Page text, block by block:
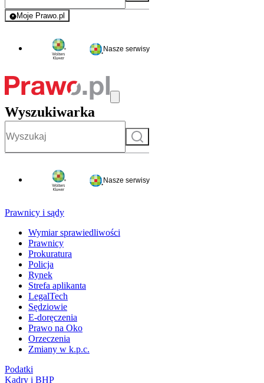
Moje Prawo.pl
- rejestracja i logowanie do serwisu
Nasze serwisy
Wyszukiwarka
Szukaj
Nasze serwisy
Prawnicy i sądy
Wymiar sprawiedliwości
Prawnicy
Prokuratura
Policja
Rynek
Strefa aplikanta
LegalTech
Sędziowie
E-doręczenia
Prawo na Oko
Orzeczenia
Zmiany w k.p.c.
Podatki
Kadry i BHP